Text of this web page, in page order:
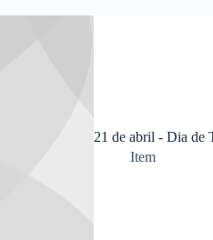
21 de abril - Dia de
Item